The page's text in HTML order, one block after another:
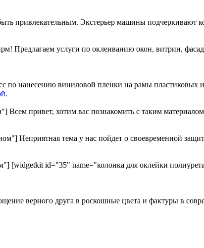
привлекательным. Экстерьер машины подчеркивают
Предлагаем услуги по оклеиванию окон, витрин,
по нанесению виниловой пленки на рамы
Всем привет, хотим вас познакомить с таким
Неприятная тема у нас пойдет о своевременной
[widgetkit id="35" name="колонка для оклейки
верного друга в роскошные цвета и фактуры в